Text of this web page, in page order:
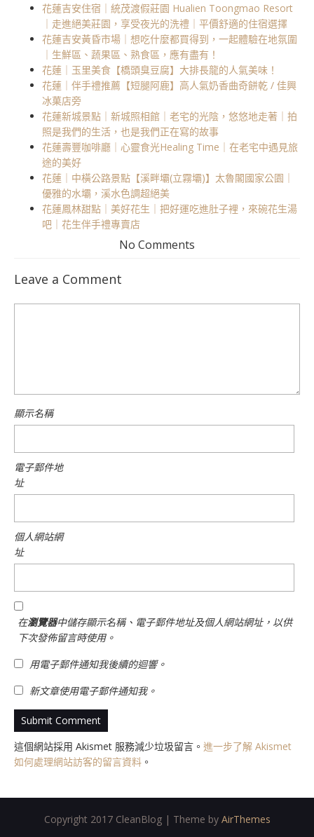
花蓮吉安住宿｜統茂渡假莊園 Hualien Toongmao Resort
｜走進絕美莊園，享受夜光的洗禮｜平價舒適的住宿選擇
花蓮吉安黃昏市場｜想吃什麼都買得到，一起體驗在地氛圍
｜生鮮區、蔬果區、熟食區，應有盡有！
花蓮｜玉里美食【橋頭臭豆腐】大排長龍的人氣美味！
花蓮｜伴手禮推薦【短腿阿鹿】高人氣奶香曲奇餅乾 / 佳興
冰菓店旁
花蓮新城景點｜新城照相館｜老宅的光陰，悠悠地走著｜拍
照是我們的生活，也是我們正在寫的故事
花蓮壽豐咖啡廳｜心靈食光Healing Time｜在老宅中遇見旅
途的美好
花蓮｜中橫公路景點【溪畔壩(立霧壩)】太魯閣國家公園｜
優雅的水壩，溪水色調超絕美
花蓮鳳林甜點｜美好花生｜把好運吃進肚子裡，來碗花生湯
吧｜花生伴手禮專賣店
No Comments
Leave a Comment
顯示名稱
電子郵件地
址
個人網站網
址
在瀏覽器中儲存顯示名稱、電子郵件地址及個人網站網址，以供
下次發佈留言時使用。
用電子郵件通知我後續的迴響。
新文章使用電子郵件通知我。
這個網站採用 Akismet 服務減少垃圾留言。 進一步了解 Akismet
如何處理網站訪客的留言資料 。
Copyright 2017 CleanBlog | Theme by AirThemes